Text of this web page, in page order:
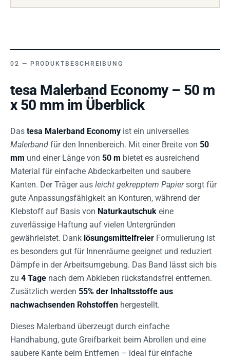
PRODUKTBESCHREIBUNG
tesa Malerband Economy – 50 m
x 50 mm im Überblick
Das tesa Malerband Economy ist ein universelles
Malerband für den Innenbereich. Mit einer Breite von 50
mm und einer Länge von 50 m bietet es ausreichend
Material für einfache Abdeckarbeiten und saubere
Kanten. Der Träger aus leicht gekrepptem Papiersorgt für
gute Anpassungsfähigkeit an Konturen, während der
Klebstoff auf Basis von Naturkautschuk eine
zuverlässige Haftung auf vielen Untergründen
gewährleistet. Dank lösungsmittelfreier Formulierung ist
es besonders gut für Innenräume geeignet und reduziert
Dämpfe in der Arbeitsumgebung. Das Band lässt sich bis
zu 4 Tage nach dem Abkleben rückstandsfrei entfernen.
Zusätzlich werden 55% der Inhaltsstoffe aus
nachwachsenden Rohstoffen hergestellt.
Dieses Malerband überzeugt durch einfache
Handhabung, gute Greifbarkeit beim Abrollen und eine
saubere Kante beim Entfernen – ideal für einfache